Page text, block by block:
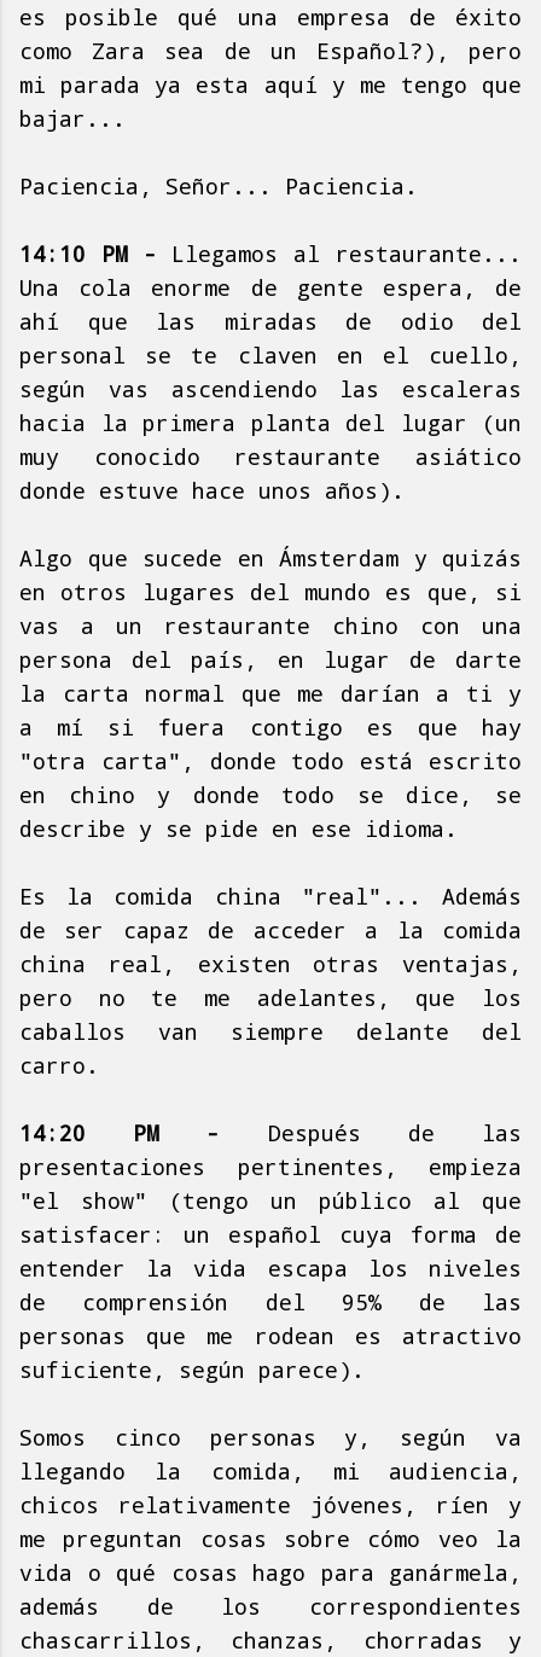
es posible qué una empresa de éxito
como Zara sea de un Español?), pero
mi parada ya esta aquí y me tengo que
bajar...
Paciencia, Señor... Paciencia.
14:10 PM - Llegamos al restaurante...
Una cola enorme de gente espera, de
ahí que las miradas de odio del
personal se te claven en el cuello,
según vas ascendiendo las escaleras
hacia la primera planta del lugar (un
muy conocido restaurante asiático
donde estuve hace unos años).
Algo que sucede en Ámsterdam y quizás
en otros lugares del mundo es que, si
vas a un restaurante chino con una
persona del país, en lugar de darte
la carta normal que me darían a ti y
a mí si fuera contigo es que hay
"otra carta", donde todo está escrito
en chino y donde todo se dice, se
describe y se pide en ese idioma.
Es la comida china "real"... Además
de ser capaz de acceder a la comida
china real, existen otras ventajas,
pero no te me adelantes, que los
caballos van siempre delante del
carro.
14:20 PM - Después de las
presentaciones pertinentes, empieza
"el show" (tengo un público al que
satisfacer: un español cuya forma de
entender la vida escapa los niveles
de comprensión del 95% de las
personas que me rodean es atractivo
suficiente, según parece).
Somos cinco personas y, según va
llegando la comida, mi audiencia,
chicos relativamente jóvenes, ríen y
me preguntan cosas sobre cómo veo la
vida o qué cosas hago para ganármela,
además de los correspondientes
chascarrillos, chanzas, chorradas y